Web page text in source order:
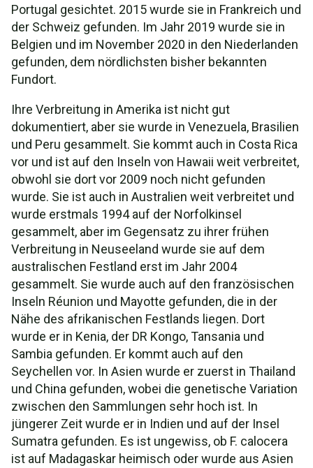
Portugal gesichtet. 2015 wurde sie in Frankreich und
der Schweiz gefunden. Im Jahr 2019 wurde sie in
Belgien und im November 2020 in den Niederlanden
gefunden, dem nördlichsten bisher bekannten
Fundort.
Ihre Verbreitung in Amerika ist nicht gut
dokumentiert, aber sie wurde in Venezuela, Brasilien
und Peru gesammelt. Sie kommt auch in Costa Rica
vor und ist auf den Inseln von Hawaii weit verbreitet,
obwohl sie dort vor 2009 noch nicht gefunden
wurde. Sie ist auch in Australien weit verbreitet und
wurde erstmals 1994 auf der Norfolkinsel
gesammelt, aber im Gegensatz zu ihrer frühen
Verbreitung in Neuseeland wurde sie auf dem
australischen Festland erst im Jahr 2004
gesammelt. Sie wurde auch auf den französischen
Inseln Réunion und Mayotte gefunden, die in der
Nähe des afrikanischen Festlands liegen. Dort
wurde er in Kenia, der DR Kongo, Tansania und
Sambia gefunden. Er kommt auch auf den
Seychellen vor. In Asien wurde er zuerst in Thailand
und China gefunden, wobei die genetische Variation
zwischen den Sammlungen sehr hoch ist. In
jüngerer Zeit wurde er in Indien und auf der Insel
Sumatra gefunden. Es ist ungewiss, ob F. calocera
ist auf Madagaskar heimisch oder wurde aus Asien